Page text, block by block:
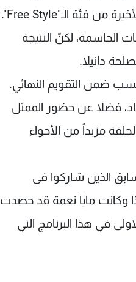
المؤلفة من مازن كيوان، ميرا سماحة، ربيع نحاس ودارين بانيت، والأخيرة من فئة الـ"Free Style".
الحاسمة، لكنّ النتيجة
دانيلا.
ضمن التقويم النهائي.
فضلا عن حضور الممثل
مزيداً من الأجواء
الذين شاركوا فى
وكانت مايا نعمة قد حصدت
نقطة وبذلك تكون الاولى في هذا البرنامج التي